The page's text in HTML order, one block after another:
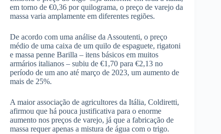
em torno de €0,36 por quilograma, o preço de varejo da
massa varia amplamente em diferentes regiões.
De acordo com uma análise da Assoutenti, o preço
médio de uma caixa de um quilo de espaguete, rigatoni
e massa penne Barilla – itens básicos em muitos
armários italianos – subiu de €1,70 para €2,13 no
período de um ano até março de 2023, um aumento de
mais de 25%.
A maior associação de agricultores da Itália, Coldiretti,
afirmou que há pouca justificativa para o enorme
aumento nos preços de varejo, já que a fabricação de
massa requer apenas a mistura de água com o trigo.